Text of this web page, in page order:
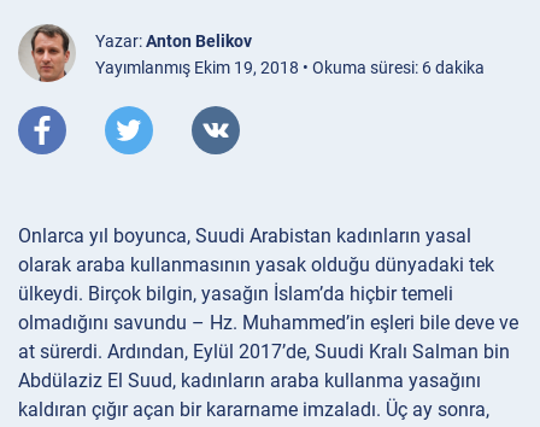
Yazar:Anton Belikov
Yayımlanmış Ekim 19, 2018 • Okuma süresi: 6 dakika
Onlarca yıl boyunca, Suudi Arabistan kadınların yasal
olarak araba kullanmasının yasak olduğu dünyadaki tek
ülkeydi. Birçok bilgin, yasağın İslam’da hiçbir temeli
olmadığını savundu – Hz. Muhammed’in eşleri bile deve ve
at sürerdi. Ardından, Eylül 2017’de, Suudi Kralı Salman bin
Abdülaziz El Suud, kadınların araba kullanma yasağını
kaldıran çığır açan bir kararname imzaladı. Üç ay sonra,